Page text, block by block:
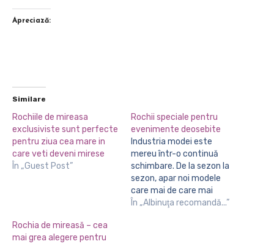
Apreciază:
Similare
Rochiile de mireasa
exclusiviste sunt perfecte
pentru ziua cea mare in
care veti deveni mirese
În „Guest Post”
Rochii speciale pentru
evenimente deosebite
mereu într-o continuă
schimbare. De la sezon la
sezon, apar noi modele
care mai de care mai
frumoase, totul spre
În „Albinuţa recomandă...”
Rochia de mireasă – cea
mai grea alegere pentru